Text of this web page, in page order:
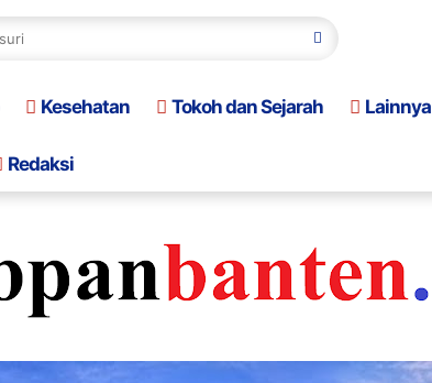
Kesehatan Tokoh dan Sejarah Lainnya
Redaksi